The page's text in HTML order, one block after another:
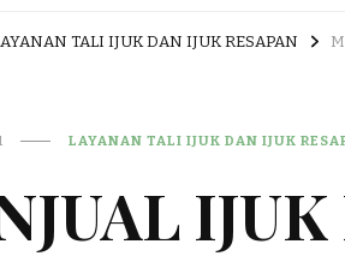
TALI IJUK DAN IJUK RESAPAN
LAYANAN TALI IJUK DAN IJUK